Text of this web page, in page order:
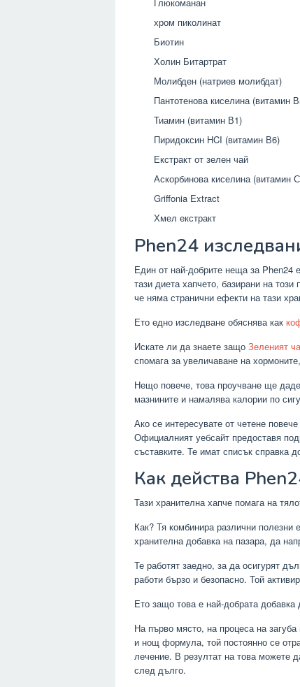
хром пиколинат
Биотин
Холин Битартрат
Молибден (натриев молибдат)
Пантотенова киселина (витамин
Тиамин (витамин В1)
Пиридоксин HCI (витамин В6)
Екстракт от зелен чай
Аскорбинова киселина (витамин
Griffonia Extract
Хмел екстракт
Phen24
Един от най-добрите неща за Phen24
тази диета хапчето, базирани на
че няма странични ефекти на тази
Ето едно изследване обяснява как
Искате ли да знаете защо Зеленият
спомага за увеличаване на
Нещо повече, това проучване ще
мазнините и намалява калории по
Ако се интересувате от четене
Официалният уебсайт предоставя
съставките. Те имат списък справка
Как действа
Тази хранителна хапче помага на
Как? Тя комбинира различни полезни
хранителна добавка на пазара, да
Те работят заедно, за да осигурят
работи бързо и безопасно. Той
Ето защо това е най-добрата
На първо място, на процеса на
и нощ формула, той постоянно се
лечение. В резултат на това можете
след дълго.